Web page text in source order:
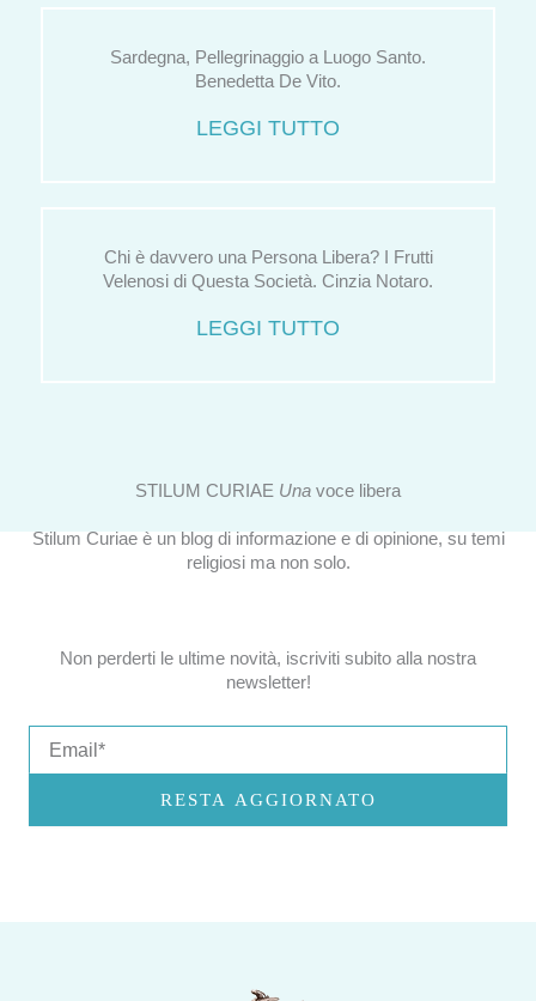
Sardegna, Pellegrinaggio a Luogo Santo.
Benedetta De Vito.
LEGGI TUTTO
Chi è davvero una Persona Libera? I Frutti
Velenosi di Questa Società. Cinzia Notaro.
LEGGI TUTTO
STILUM CURIAE Una voce libera
Stilum Curiae è un blog di informazione e di opinione, su temi
religiosi ma non solo.
Non perderti le ultime novità, iscriviti subito alla nostra
newsletter!
RESTA AGGIORNATO